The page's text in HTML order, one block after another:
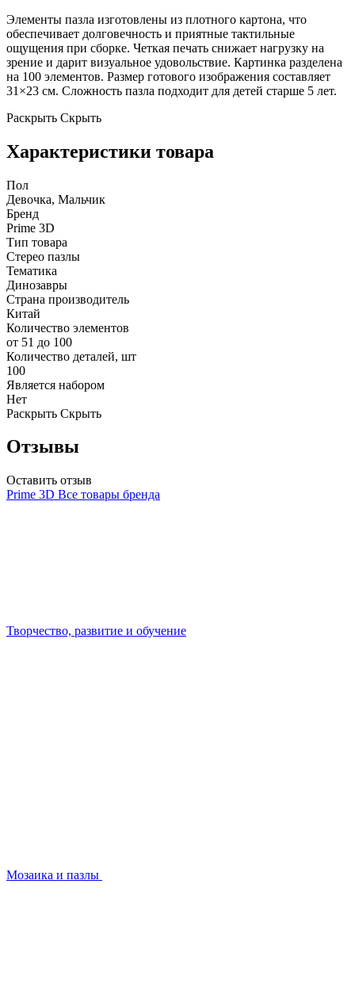
Элементы пазла изготовлены из плотного картона, что
обеспечивает долговечность и приятные тактильные
ощущения при сборке. Четкая печать снижает нагрузку на
зрение и дарит визуальное удовольствие. Картинка разделена
на 100 элементов. Размер готового изображения составляет
31×23 см. Сложность пазла подходит для детей старше 5 лет.
Раскрыть Скрыть
Характеристики товара
Пол
Девочка, Мальчик
Бренд
Prime 3D
Тип товара
Стерео пазлы
Тематика
Динозавры
Страна производитель
Китай
Количество элементов
от 51 до 100
Количество деталей, шт
100
Является набором
Нет
Раскрыть Скрыть
Отзывы
Оставить отзыв
Prime 3D Все товары бренда
Творчество, развитие и обучение
Мозаика и пазлы